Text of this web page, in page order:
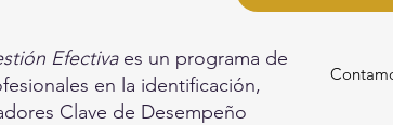
Efectivaes un programa de
en la identificación,
Clave de Desempeño